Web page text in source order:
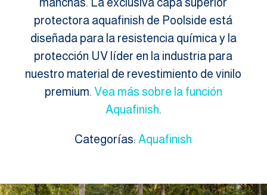
protectora aquafinish de Poolside está
diseñada para la resistencia química y la
protección UV líder en la industria para
nuestro material de revestimiento de vinilo
premium. Vea más sobre la función
Aquafinish.
Categorías:Aquafinish